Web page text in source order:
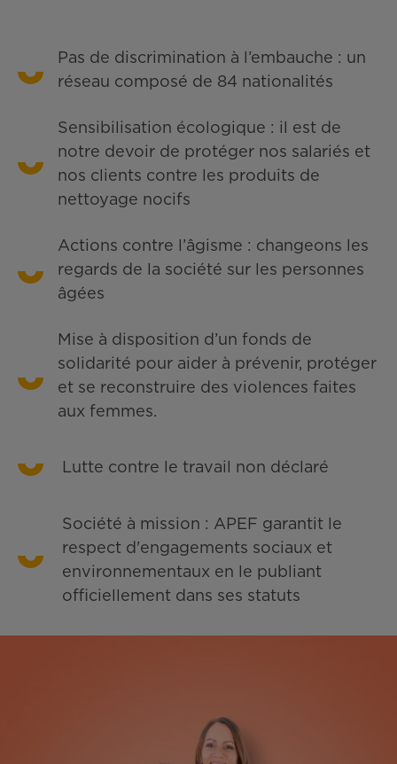
Pas de discrimination à l’embauche : un
réseau composé de 84 nationalités
Sensibilisation écologique : il est de
notre devoir de protéger nos salariés et
nos clients contre les produits de
nettoyage nocifs
Actions contre l’âgisme : changeons les
regards de la société sur les personnes
âgées
Mise à disposition d’un fonds de
solidarité pour aider à prévenir, protéger
et se reconstruire des violences faites
aux femmes.
Lutte contre le travail non déclaré
Société à mission : APEF garantit le
respect d'engagements sociaux et
environnementaux en le publiant
officiellement dans ses statuts